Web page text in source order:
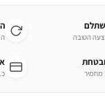
הטובה